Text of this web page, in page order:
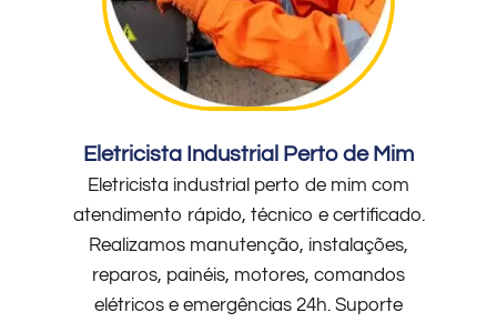
Eletricista Industrial Perto de Mim
Eletricista industrial perto de mim com
atendimento rápido, técnico e certificado.
Realizamos manutenção, instalações,
reparos, painéis, motores, comandos
elétricos e emergências 24h. Suporte